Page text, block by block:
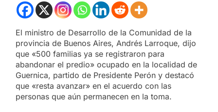
El ministro de Desarrollo de la Comunidad de la
provincia de Buenos Aires, Andrés Larroque, dijo
que «500 familias ya se registraron para
abandonar el predio» ocupado en la localidad de
Guernica, partido de Presidente Perón y destacó
que «resta avanzar» en el acuerdo con las
personas que aún permanecen en la toma.